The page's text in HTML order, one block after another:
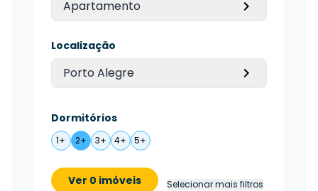
Apartamento
Localização
Porto Alegre
Dormitórios
1+ 2+ 3+ 4+ 5+
Ver 0 imóveis Selecionar mais filtros